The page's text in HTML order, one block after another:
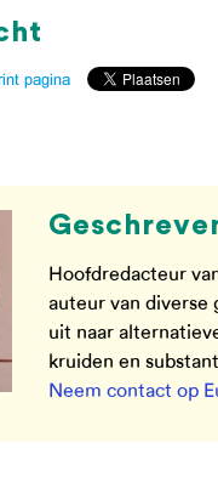
Hoofdredacteur
auteur van diverse
uit naar
kruiden en
Neem contact op